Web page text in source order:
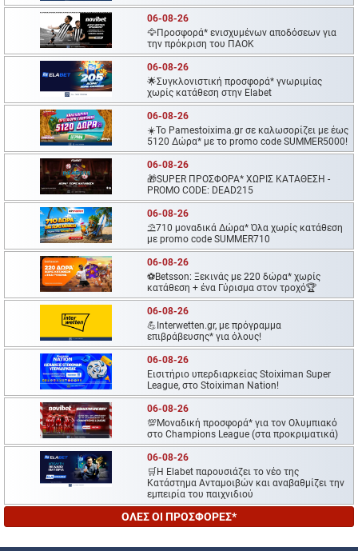
06-08-26
🦅Προσφορά* ενισχυμένων αποδόσεων για
την πρόκριση του ΠΑΟΚ
06-08-26
🌟Συγκλονιστική προσφορά* γνωριμίας
χωρίς κατάθεση στην Elabet
06-08-26
☀️To Pamestoixima.gr σε καλωσορίζει με έως
5120 Δώρα* με το promo code SUMMER5000!
06-08-26
🎁SUPER ΠΡΟΣΦΟΡΑ* ΧΩΡΙΣ ΚΑΤΑΘΕΣΗ -
PROMO CODE: DEAD215
06-08-26
⛱️710 μοναδικά Δώρα* Όλα χωρίς κατάθεση
με promo code SUMMER710
06-08-26
⚽Betsson: Ξεκινάς με 220 δώρα* χωρίς
κατάθεση + ένα Γύρισμα στον τροχό🏆
06-08-26
💪Interwetten.gr, με πρόγραμμα
επιβράβευσης* για όλους!
06-08-26
Εισιτήριο υπερδιαρκείας Stoiximan Super
League, στο Stoiximan Nation!
06-08-26
💯Μοναδική προσφορά* για τoν Ολυμπιακό
στο Champions League (στα προκριματικά)
06-08-26
🛒Η Εlabet παρουσιάζει το νέο της
Κατάστημα Ανταμοιβών και αναβαθμίζει την
εμπειρία του παιχνιδιού
ΟΛΕΣ ΟΙ ΠΡΟΣΦΟΡΕΣ*